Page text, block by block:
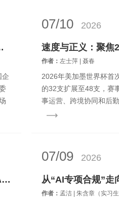
修订草案）》解读
企
07/10 2026
速度与正义：聚焦
作者： 左士萍 | 聂春
2026年美加墨世界杯首
的32支扩展至48支，赛
事运营、跨境协同和后
权威性提出全新挑战。
美国数据合规监管新趋势：从隐私政策到产品流程——CPPA最新执法对中国出海企业的启示
07/09 2026
作者： 孟洁 | 朱含章（实习